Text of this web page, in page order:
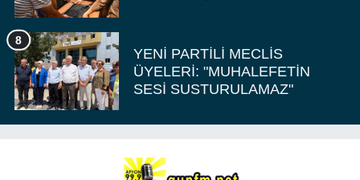
YENİ PARTİLİ MECLİS
ÜYELERİ: "MUHALEFETİN
SESİ SUSTURULAMAZ"
8